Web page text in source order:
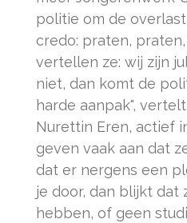
politie om de
credo: praten,
vertellen ze: wij zijn
niet, dan komt de
harde aanpak",
Nurettin Eren, actief
geven vaak aan dat
dat er nergens een
je door, dan blijkt dat
hebben, of geen